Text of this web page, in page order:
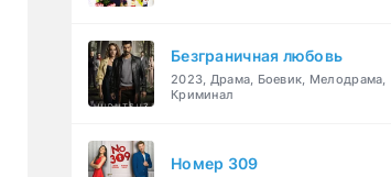
Безграничная любовь
2023, Драма, Боевик, Мелодрама,
Криминал
Номер 309